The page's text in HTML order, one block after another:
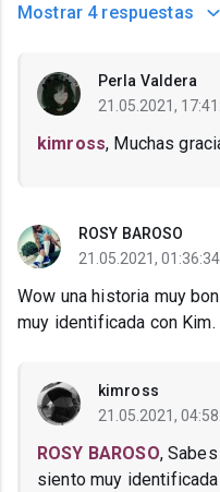
Mostrar 4 respuestas
Perla Valdera
21.05.2021,
kimross, Muchas
ROSY BAROSO
21.05.2021, 01:36:34
Wow una historia muy
muy identificada con Kim.
kimross
21.05.2021,
ROSY BAROSO,
siento muy